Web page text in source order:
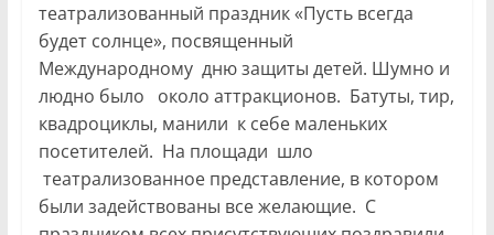
театрализованный праздник «Пусть всегда
будет солнце», посвященный
Международному дню защиты детей. Шумно и
людно было около аттракционов. Батуты, тир,
квадроциклы, манили к себе маленьких
посетителей. На площади шло
театрализованное представление, в котором
были задействованы все желающие. С